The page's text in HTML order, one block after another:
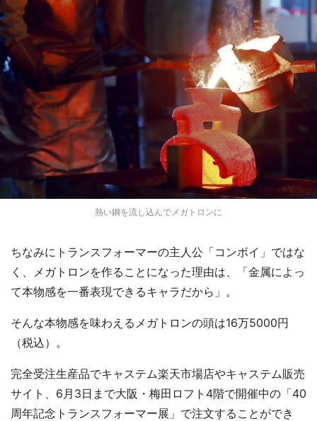
熱い鋼を流し込んでメガトロンに
ちなみにトランスフォーマーの主人公「コンボイ」ではな
く、メガトロンを作ることになった理由は、「金属によっ
て本物感を一番表現できるキャラだから」。
そんな本物感を味わえるメガトロンの頭は16万5000円
（税込）。
完全受注生産品でキャステム楽天市場店やキャステム販売
サイト、6月3日まで大阪・梅田ロフト4階で開催中の「40
周年記念トランスフォーマー展」で注文することができ